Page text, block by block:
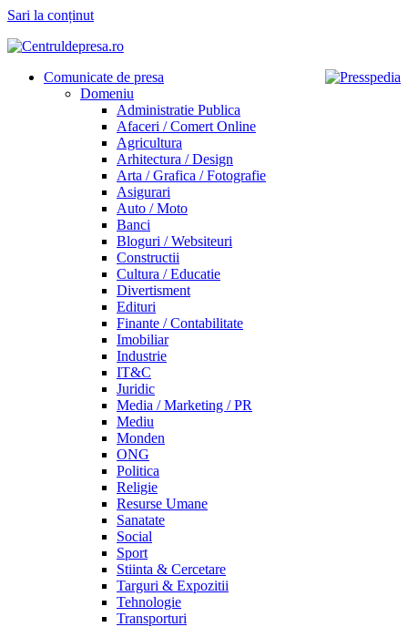
Sari la conținut
Comunicate de presa
Domeniu
Administratie Publica
Afaceri / Comert Online
Agricultura
Arhitectura / Design
Arta / Grafica / Fotografie
Asigurari
Auto / Moto
Banci
Bloguri / Websiteuri
Constructii
Cultura / Educatie
Divertisment
Edituri
Finante / Contabilitate
Imobiliar
Industrie
IT&C
Juridic
Media / Marketing / PR
Mediu
Monden
ONG
Politica
Religie
Resurse Umane
Sanatate
Social
Sport
Stiinta & Cercetare
Targuri & Expozitii
Tehnologie
Transporturi